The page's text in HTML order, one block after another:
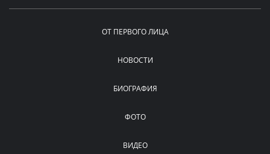
ОТ ПЕРВОГО ЛИЦА
НОВОСТИ
БИОГРАФИЯ
ФОТО
ВИДЕО